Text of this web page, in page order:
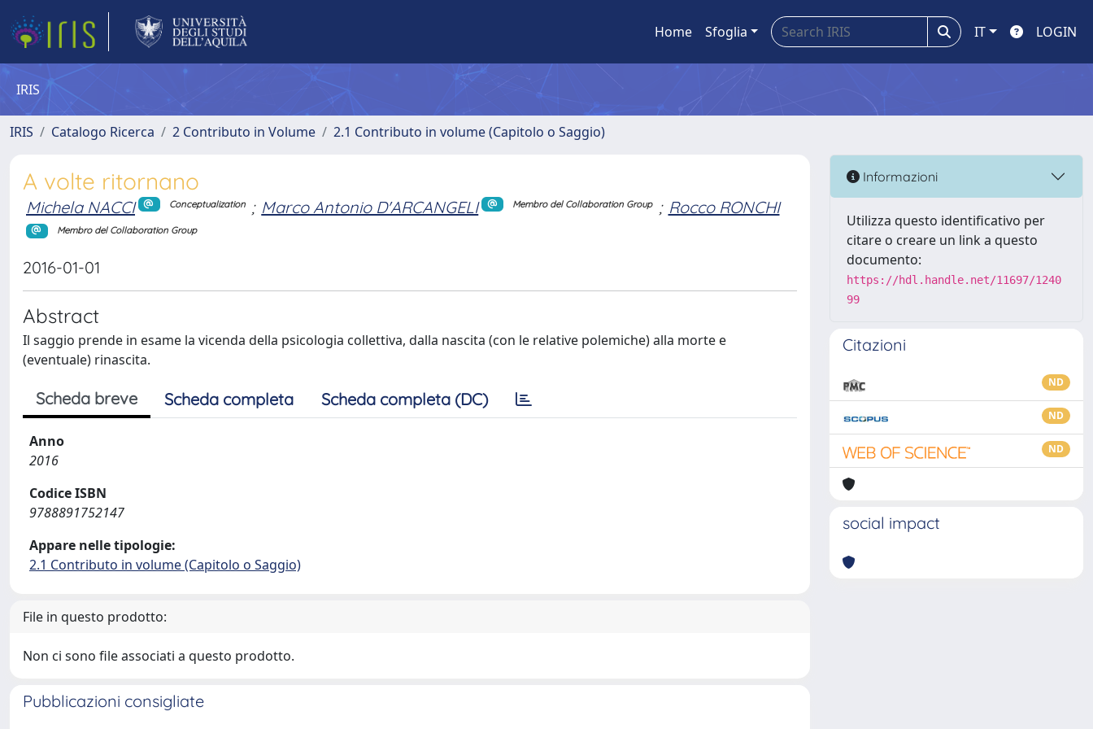
Home Sfoglia IT LOGIN
IRIS
IRIS Catalogo Ricerca 2 Contributo in Volume 2.1 Contributo in volume (Capitolo o Saggio)
A volte ritornano
Michela NACCI Conceptualization ; Marco Antonio D'ARCANGELI Membro del Collaboration Group ; Rocco RONCHI
Membro del Collaboration Group
2016-01-01
Abstract
Il saggio prende in esame la vicenda della psicologia collettiva, dalla nascita (con le relative polemiche) alla morte e
(eventuale) rinascita.
Scheda breve Scheda completa Scheda completa (DC)
Anno
2016
Codice ISBN
9788891752147
Appare nelle tipologie:
2.1 Contributo in volume (Capitolo o Saggio)
File in questo prodotto:
Non ci sono file associati a questo prodotto.
Pubblicazioni consigliate
Informazioni
Utilizza questo identificativo per
citare o creare un link a questo
documento:
https://hdl.handle.net/11697/1240
99
Citazioni
ND
ND
ND
social impact